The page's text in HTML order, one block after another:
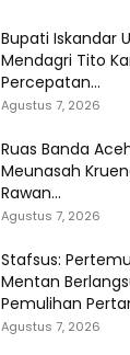
Bupati Iskandar
Mendagri Tito
Percepatan...
Agustus 7, 2026
Ruas Banda
Meunasah
Rawan...
Agustus 7, 2026
Stafsus:
Mentan
Pemulihan
Agustus 7, 2026